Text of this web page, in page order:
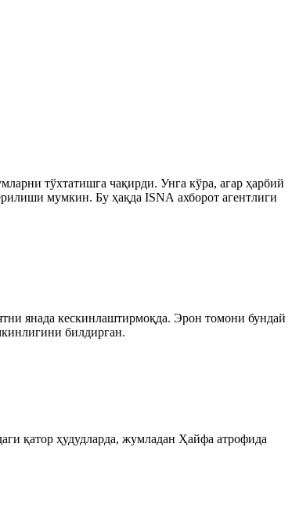
тўхтатишга чақирди. Унга кўра, агар ҳарбий
мумкин. Бу ҳақда ISNА ахборот агентлиги
янада кескинлаштирмоқда. Эрон томони бундай
билдирган.
қатор ҳудудларда, жумладан Ҳайфа атрофида